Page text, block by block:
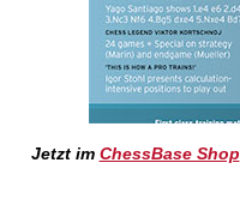
Jetzt im ChessBase Shop